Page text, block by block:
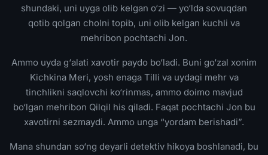
shundaki, uni uyga olib kelgan o‘zi — yo‘lda sovuqdan
qotib qolgan cholni topib, uni olib kelgan kuchli va
mehribon pochtachi Jon.
Ammo uyda g‘alati xavotir paydo bo‘ladi. Buni go‘zal xonim
Kichkina Meri, yosh enaga Tilli va uydagi mehr va
tinchlikni saqlovchi ko‘rinmas, ammo doimo mavjud
bo‘lgan mehribon Qilqil his qiladi. Faqat pochtachi Jon bu
xavotirni sezmaydi. Ammo unga “yordam berishadi”.
Mana shundan so‘ng deyarli detektiv hikoya boshlanadi, bu